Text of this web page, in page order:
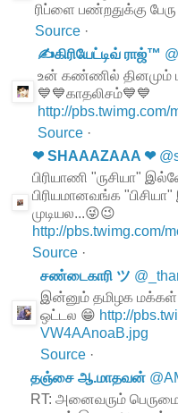
ரிப்ளை பண்றதுக்கு
Source ·
✍கிரியேட்டிவ் ராஜ்™ @
உன் கண்ணில் தினமும்
💙💙காதலிசம்💙💙
http://
Source ·
❤ SHAAAZAAA ❤ @
பிரியாணி "ருசியா"
பிரியமானவங்க
முடியல...😜😉
http://pbs.twimg.com/
Source ·
சண்டைகாரி ツ @
இன்னும் தமிழக மக்கள்
ஒட்டல 😁 http://
VW4AAnoaB.jpg
Source ·
தஞ்சை ஆ.மாதவன் @
RT: அனைவரும்